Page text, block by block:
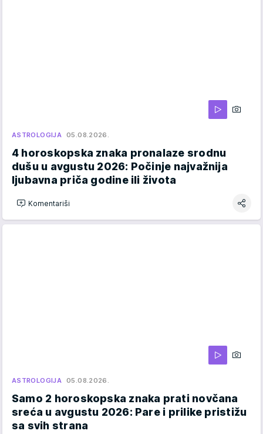
ASTROLOGIJA 05.08.2026.
4 horoskopska znaka pronalaze srodnu
dušu u avgustu 2026: Počinje najvažnija
ljubavna priča godine ili života
Komentariši
ASTROLOGIJA 05.08.2026.
Samo 2 horoskopska znaka prati novčana
sreća u avgustu 2026: Pare i prilike pristižu
sa svih strana